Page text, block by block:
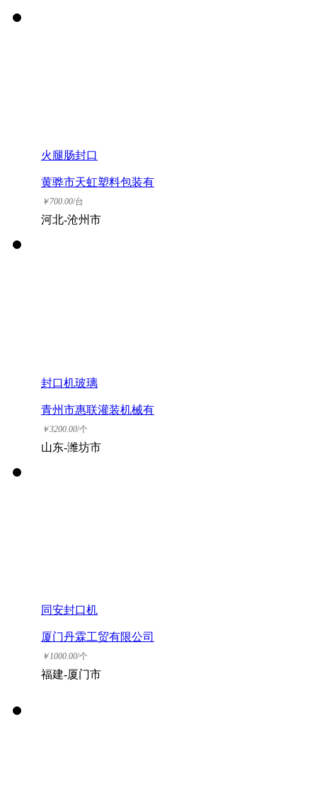
火腿肠封口
黄骅市天虹塑料包装有
限公司
￥700.00/台
河北-沧州市
封口机玻璃
青州市惠联灌装机械有
限公司
￥3200.00/个
山东-潍坊市
同安封口机
厦门丹霖工贸有限公司
￥1000.00/个
福建-厦门市